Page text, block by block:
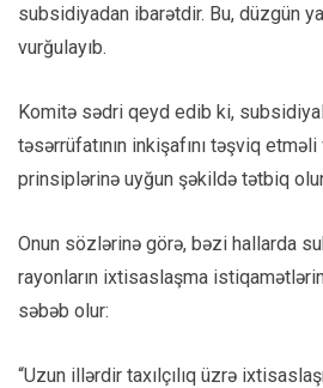
subsidiyadan ibarətdir. Bu, düzgün
vurğulayıb.
Komitə sədri qeyd edib ki,
təsərrüfatının inkişafını təşviq
prinsiplərinə uyğun şəkildə tətbiq
Onun sözlərinə görə, bəzi hallarda
rayonların ixtisaslaşma
səbəb olur:
“Uzun illərdir taxılçılıq üzrə